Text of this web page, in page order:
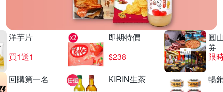
洋芋片
買1送1
即期特價
$238
圓
券
限
回購第一名
KIRIN生茶
暢